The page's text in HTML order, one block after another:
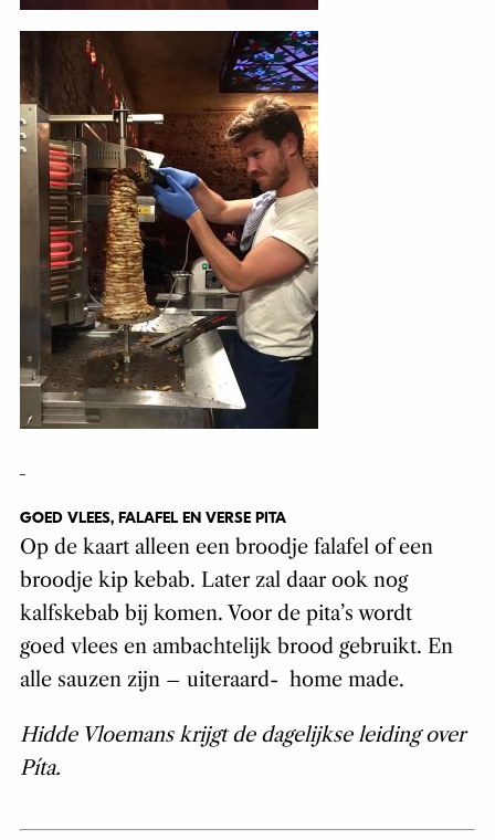
GOED VLEES, FALAFEL EN VERSE PITA
Op de kaart alleen een broodje falafel of een
broodje kip kebab. Later zal daar ook nog
kalfskebab bij komen. Voor de pita’s wordt
goed vlees en ambachtelijk brood gebruikt. En
alle sauzen zijn – uiteraard- home made.
Hidde Vloemans krijgt de dagelijkse leiding over
Píta.